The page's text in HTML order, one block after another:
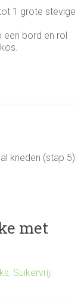
1 grote stevige
bord en rol
kneden (stap 5)
met
, Suikervrij,